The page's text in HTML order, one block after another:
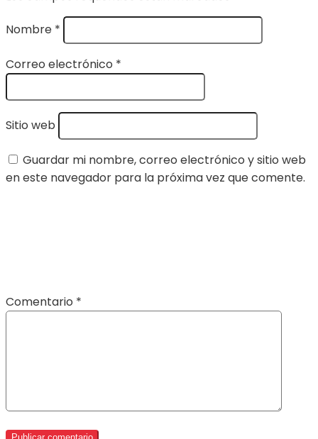
Nombre *
Correo electrónico *
Sitio web
Guardar mi nombre, correo electrónico y sitio web
en este navegador para la próxima vez que comente.
Comentario *